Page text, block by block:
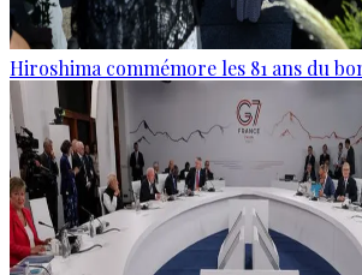
Hiroshima commémore les 81 ans du